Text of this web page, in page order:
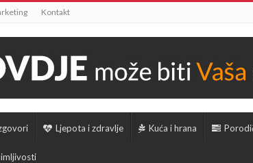
Kontakt
Ljepota i zdravlje Kuća i hrana